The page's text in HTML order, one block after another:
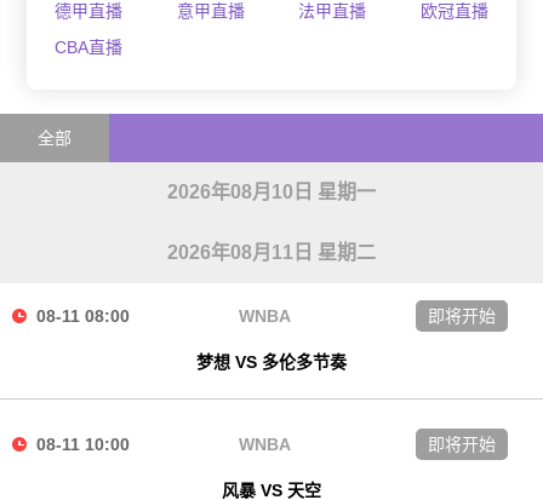
德甲直播
意甲直播 法甲直播
欧冠直播
CBA直播
全部
2026年08月10日 星期一
2026年08月11日 星期二
08-11 08:00 WNBA
梦想 VS 多伦多节奏
即将开始
08-11 10:00 WNBA
风暴 VS 天空
即将开始